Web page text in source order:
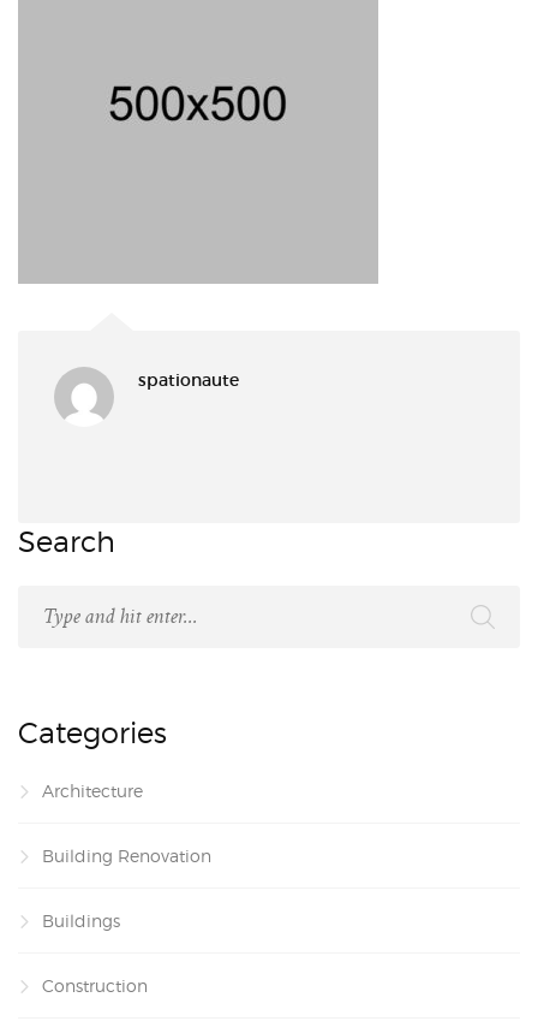
spationaute
Search
Categories
Architecture
Building Renovation
Buildings
Construction